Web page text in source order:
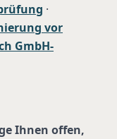
·
vor
GmbH-
Ihnen offen,